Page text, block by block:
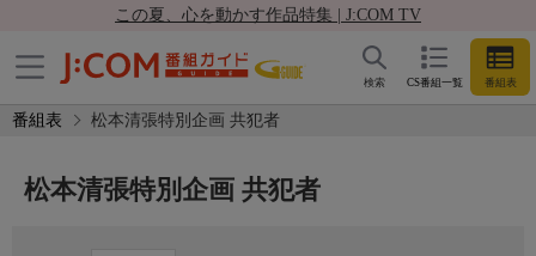
この夏、心を動かす作品特集 | J:COM TV
CS番組一覧 番組表
検索
番組表 松本清張特別企画 共犯者
松本清張特別企画 共犯者